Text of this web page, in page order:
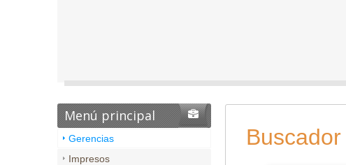
Menú principal
Gerencias
Impresos